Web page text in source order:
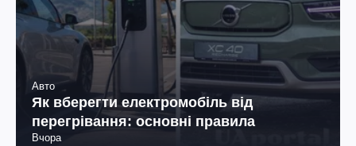
Авто
Як вберегти електромобіль від
перегрівання: основні правила
Вчора